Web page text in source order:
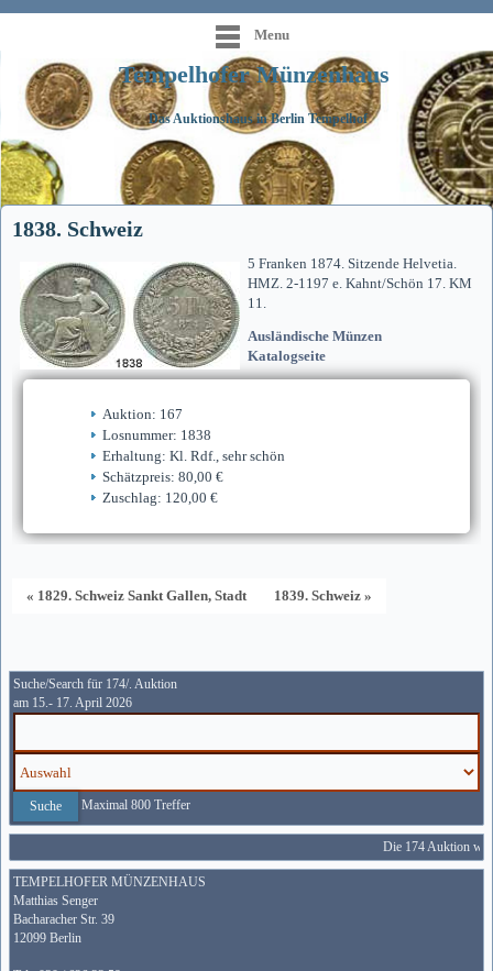
Menu
Tempelhofer Münzenhaus
Das Auktionshaus in Berlin Tempelhof
1838. Schweiz
5 Franken 1874. Sitzende Helvetia.
HMZ. 2-1197 e. Kahnt/Schön 17. KM
11.
Ausländische Münzen
Katalogseite
Auktion: 167
Losnummer: 1838
Erhaltung: Kl. Rdf., sehr schön
Schätzpreis: 80,00 €
Zuschlag: 120,00 €
« 1829. Schweiz Sankt Gallen, Stadt 1839. Schweiz »
Suche/Search für 174/. Auktion
am 15.- 17. April 2026
Maximal 800 Treffer
Die 174 Auktion
TEMPELHOFER MÜNZENHAUS
Matthias Senger
Bacharacher Str. 39
12099 Berlin